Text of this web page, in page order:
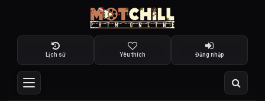
Lịch sử Yêu thích Đăng nhập